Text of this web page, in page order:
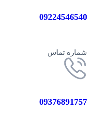
09224546540
شماره تماس
09376891757